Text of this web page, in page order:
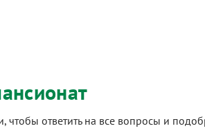
чтобы ответить на все вопросы и